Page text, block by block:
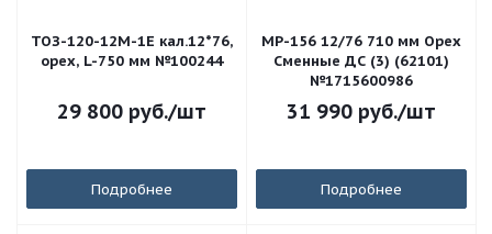
ТОЗ-120-12М-1Е кал.12*76,
орех, L-750 мм №100244
29 800 руб./шт
Подробнее
МР-156 12/76 710 мм Орех
Сменные ДС (3) (62101)
№1715600986
31 990 руб./шт
Подробнее